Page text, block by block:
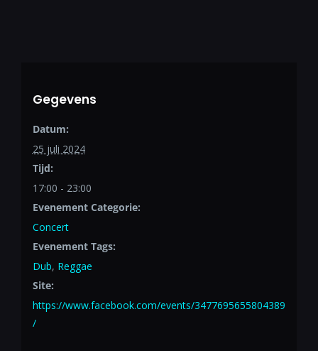
Gegevens
Datum:
25 juli 2024
Tijd:
17:00 - 23:00
Evenement Categorie:
Concert
Evenement Tags:
Dub, Reggae
Site:
https://www.facebook.com/events/3477695655804389
/